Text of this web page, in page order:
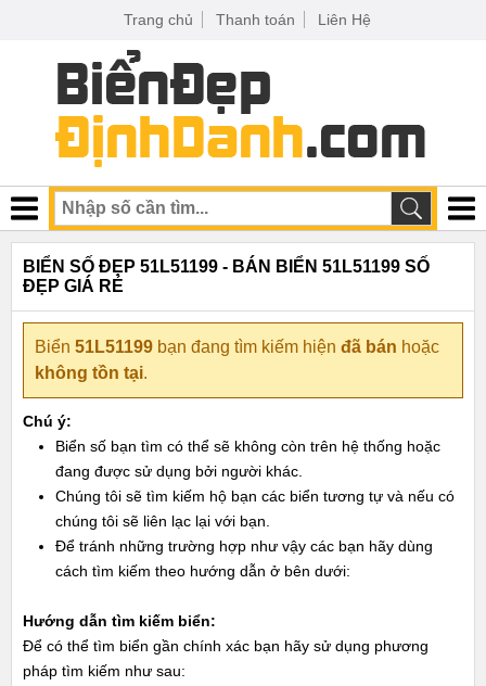
Trang chủ Thanh toán Liên Hệ
BIỂN SỐ ĐẸP 51L51199 - BÁN BIỂN 51L51199 SỐ
ĐẸP GIÁ RẺ
Biển 51L51199 bạn đang tìm kiếm hiện đã bán hoặc
không tồn tại.
Chú ý:
Biển số bạn tìm có thể sẽ không còn trên hệ thống hoặc
đang được sử dụng bởi người khác.
Chúng tôi sẽ tìm kiếm hộ bạn các biển tương tự và nếu có
chúng tôi sẽ liên lạc lại với bạn.
Để tránh những trường hợp như vậy các bạn hãy dùng
cách tìm kiếm theo hướng dẫn ở bên dưới:
Hướng dẫn tìm kiếm biển:
Để có thể tìm biển gần chính xác bạn hãy sử dụng phương
pháp tìm kiếm như sau: